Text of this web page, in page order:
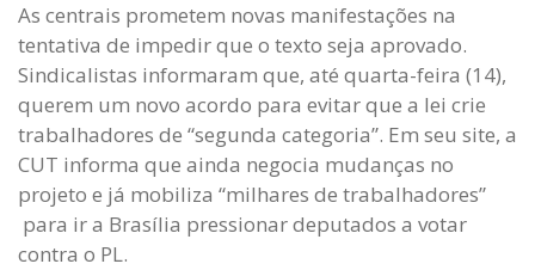
As centrais prometem novas manifestações na
tentativa de impedir que o texto seja aprovado.
Sindicalistas informaram que, até quarta-feira (14),
querem um novo acordo para evitar que a lei crie
trabalhadores de “segunda categoria”. Em seu site, a
CUT informa que ainda negocia mudanças no
projeto e já mobiliza “milhares de trabalhadores”
para ir a Brasília pressionar deputados a votar
contra o PL.